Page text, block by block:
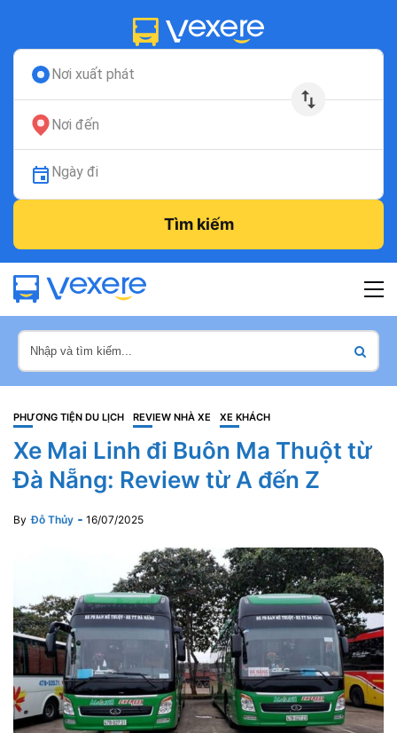
Nơi xuất phát
Nơi đến
Ngày đi
Tìm kiếm
PHƯƠNG TIỆN DU LỊCH REVIEW NHÀ XE XE KHÁCH
Xe Mai Linh đi Buôn Ma Thuột từ
Đà Nẵng: Review từ A đến Z
By Đỗ Thủy 16/07/2025